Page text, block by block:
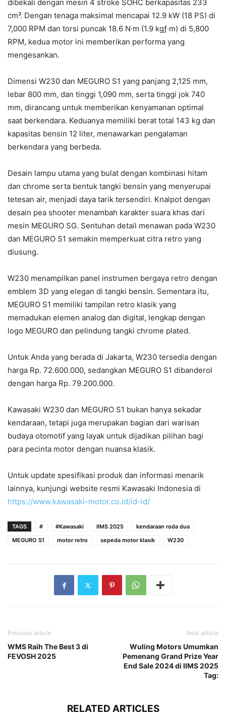
dibekali dengan mesin 4 stroke SOHC berkapasitas 233
cm³. Dengan tenaga maksimal mencapai 12.9 kW (18 PS) di
7,000 RPM dan torsi puncak 18.6 N∙m (1.9 kgƒ∙m) di 5,800
RPM, kedua motor ini memberikan performa yang
mengesankan.
Dimensi W230 dan MEGURO S1 yang panjang 2,125 mm,
lebar 800 mm, dan tinggi 1,090 mm, serta tinggi jok 740
mm, dirancang untuk memberikan kenyamanan optimal
saat berkendara. Keduanya memiliki berat total 143 kg dan
kapasitas bensin 12 liter, menawarkan pengalaman
berkendara yang berbeda.
Desain lampu utama yang bulat dengan kombinasi hitam
dan chrome serta bentuk tangki bensin yang menyerupai
tetesan air, menjadi daya tarik tersendiri. Knalpot dengan
desain pea shooter menambah karakter suara khas dari
mesin MEGURO SG. Sentuhan detail menawan pada W230
dan MEGURO S1 semakin memperkuat citra retro yang
diusung.
W230 menampilkan panel instrumen bergaya retro dengan
emblem 3D yang elegan di tangki bensin. Sementara itu,
MEGURO S1 memiliki tampilan retro klasik yang
memadukan elemen analog dan digital, lengkap dengan
logo MEGURO dan pelindung tangki chrome plated.
Untuk Anda yang berada di Jakarta, W230 tersedia dengan
harga Rp. 72.600.000, sedangkan MEGURO S1 dibanderol
dengan harga Rp. 79.200.000.
Kawasaki W230 dan MEGURO S1 bukan hanya sekadar
kendaraan, tetapi juga merupakan bagian dari warisan
budaya otomotif yang layak untuk dijadikan pilihan bagi
para pecinta motor dengan nuansa klasik.
Untuk update spesifikasi produk dan informasi menarik
lainnya, kunjungi website resmi Kawasaki Indonesia di
https://www.kawasaki-motor.co.id/id-id/
TAGS # #Kawasaki IIMS 2025
kendaraan roda dua
MEGURO S1
motor retro sepeda motor klasik W230
Previous article
WMS Raih The Best 3 di
FEVOSH 2025
Next article
Wuling Motors Umumkan
Pemenang Grand Prize Year
End Sale 2024 di IIMS 2025
Tag:
RELATED ARTICLES